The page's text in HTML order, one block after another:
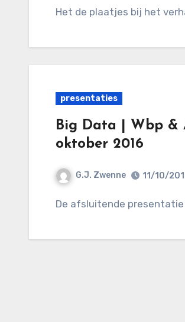
Het de plaatjes bij het
presentaties
Big Data | Wbp &
oktober 2016
G.J. Zwenne 11/10/
De afsluitende